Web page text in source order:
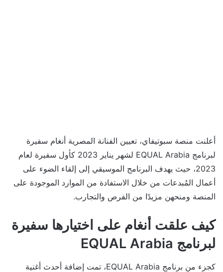
أعلنت منصة سبوتيفاي، تعيين الفنانة المصرية أنغام سفيرة
لبرنامج EQUAL Arabia لشهر يناير 2023 كأول سفيرة لعام
2023، حيث يهدف البرنامج الموسيقي إلى إلقاء الضوء على
أعمال المُبدعات من خلال الاستفادة من الموارد الموجودة على
المنصة ومنحهن مزيدًا من الفرص والتجارب.
كيف علقت أنغام على اختيارها سفيرة
لبرنامج EQUAL Arabia
كجزء من برنامج EQUAL Arabia، تمت إضافة أحدث أغنية